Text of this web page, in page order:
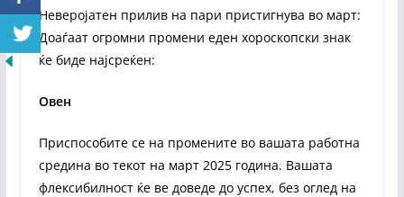
Неверојатен прилив на пари пристигнува во март:
Доаѓаат огромни промени еден хороскопски знак
ќе биде најсреќен:
Овен
Приспособите се на промените во вашата работна
средина во текот на март 2025 година. Вашата
флексибилност ќе ве доведе до успех, без оглед на